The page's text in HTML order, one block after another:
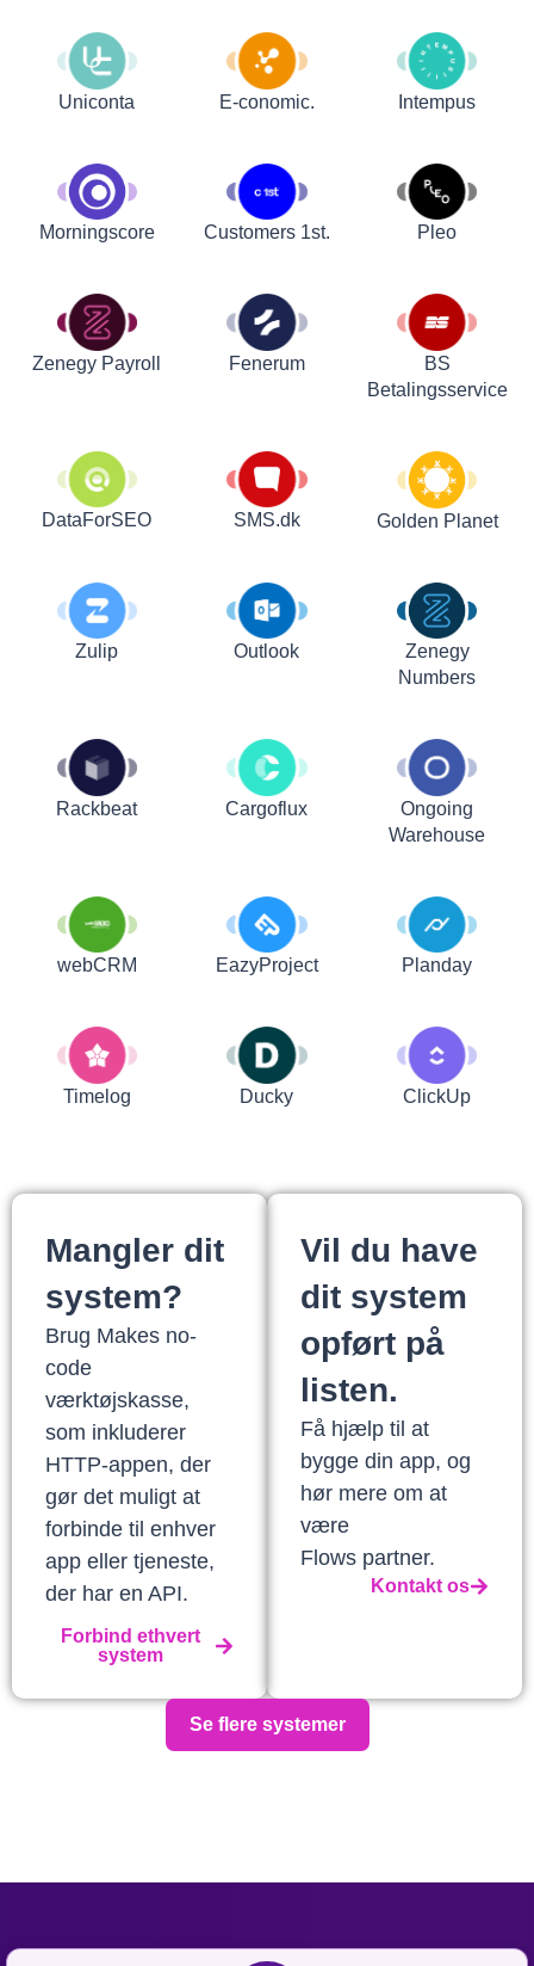
Uniconta E-conomic. Intempus
Morningscore Customers 1st. Pleo
Zenegy Payroll Fenerum
BS
Betalingsservice
DataForSEO SMS.dk Golden Planet
Zulip Outlook
Zenegy
Numbers
Rackbeat Cargoflux
Ongoing
Warehouse
webCRM EazyProject Planday
Timelog Ducky ClickUp
Mangler dit
system?
Brug Makes no-
code
værktøjskasse,
som inkluderer
HTTP-appen, der
gør det muligt at
forbinde til enhver
app eller tjeneste,
der har en API.
Forbind ethvert
system
Vil du have
dit system
opført på
listen.
Få hjælp til at
bygge din app, og
hør mere om at
være
Flows partner.
Kontakt os
Se flere systemer